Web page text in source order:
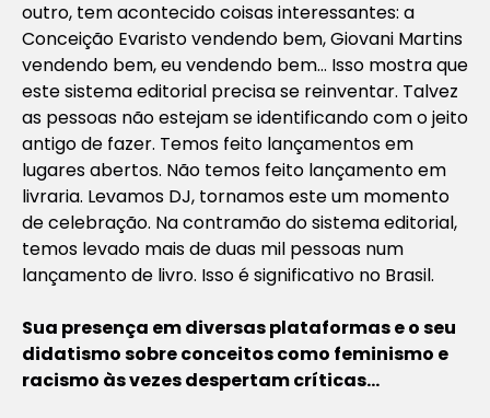
outro, tem acontecido coisas interessantes: a
Conceição Evaristo vendendo bem, Giovani Martins
vendendo bem, eu vendendo bem… Isso mostra que
este sistema editorial precisa se reinventar. Talvez
as pessoas não estejam se identificando com o jeito
antigo de fazer. Temos feito lançamentos em
lugares abertos. Não temos feito lançamento em
livraria. Levamos DJ, tornamos este um momento
de celebração. Na contramão do sistema editorial,
temos levado mais de duas mil pessoas num
lançamento de livro. Isso é significativo no Brasil.
Sua presença em diversas plataformas e o seu
didatismo sobre conceitos como feminismo e
racismo às vezes despertam críticas…